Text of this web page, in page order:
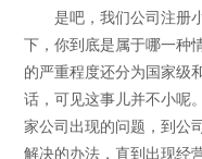
是吧，我们公司注册小
下，你到底是属于哪一种
的严重程度还分为国家级
话，可见这事儿并不小呢
家公司出现的问题，到公
解决的办法，直到出现经